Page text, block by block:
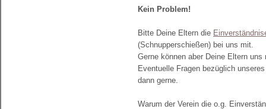
Kein Problem!
Bitte Deine Eltern die
(Schnupperschießen) bei uns mit.
Gerne können aber Deine Eltern
Eventuelle Fragen bezüglich
dann gerne.
Warum der Verein die o.g.